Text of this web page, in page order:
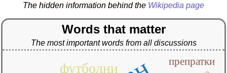
The hidden information behind the Wikipedia page
Words that matter
The most important words from all discussions
футболни препратки